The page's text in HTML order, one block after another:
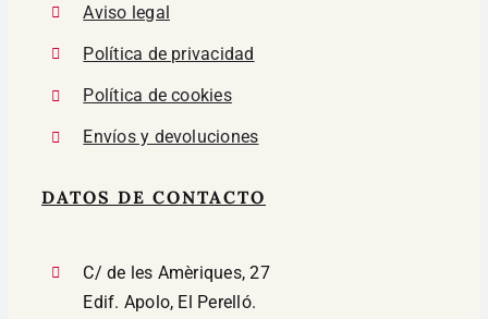
Aviso legal
Política de privacidad
Política de cookies
Envíos y devoluciones
DATOS DE CONTACTO
C/ de les Amèriques, 27
Edif. Apolo, El Perelló.